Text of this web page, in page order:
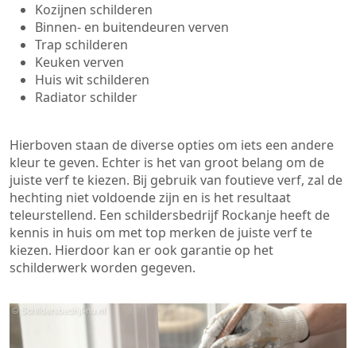
Kozijnen schilderen
Binnen- en buitendeuren verven
Trap schilderen
Keuken verven
Huis wit schilderen
Radiator schilder
Hierboven staan de diverse opties om iets een andere
kleur te geven. Echter is het van groot belang om de
juiste verf te kiezen. Bij gebruik van foutieve verf, zal de
hechting niet voldoende zijn en is het resultaat
teleurstellend. Een schildersbedrijf Rockanje heeft de
kennis in huis om met top merken de juiste verf te
kiezen. Hierdoor kan er ook garantie op het
schilderwerk worden gegeven.